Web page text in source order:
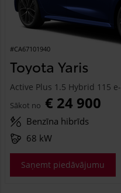
#CA67101940
Toyota Yaris
Active Plus 1.5 Hybrid 115
Sākot no € 24 900
Benzīna hibrīds
68 kW
Saņemt piedāvājumu